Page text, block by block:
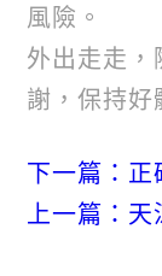
風險。
外出走走，
謝，保持好
下一篇：正
上一篇：